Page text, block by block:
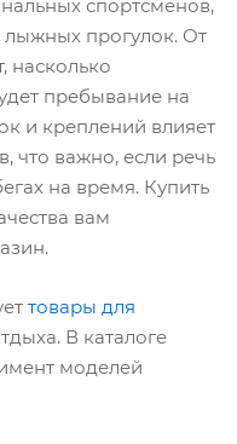
спортсменов,
прогулок. От
насколько
пребывание на
и креплений влияет
что важно, если речь
на время. Купить
вам
товары для
В каталоге
моделей